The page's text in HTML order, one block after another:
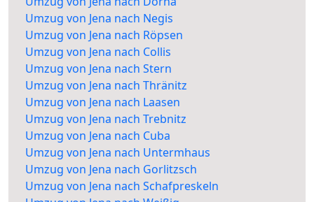
Umzug von Jena nach Negis
Umzug von Jena nach Röpsen
Umzug von Jena nach Collis
Umzug von Jena nach Stern
Umzug von Jena nach Thränitz
Umzug von Jena nach Laasen
Umzug von Jena nach Trebnitz
Umzug von Jena nach Cuba
Umzug von Jena nach Untermhaus
Umzug von Jena nach Gorlitzsch
Umzug von Jena nach Schafpreskeln